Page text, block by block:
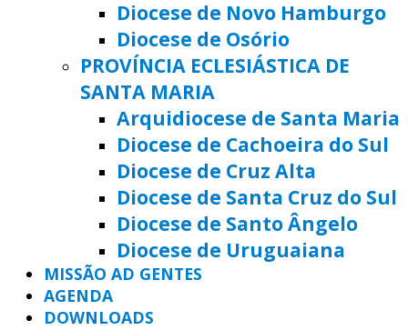
Diocese de Novo Hamburgo
Diocese de Osório
PROVÍNCIA ECLESIÁSTICA DE
SANTA MARIA
Arquidiocese de Santa Maria
Diocese de Cachoeira do Sul
Diocese de Cruz Alta
Diocese de Santa Cruz do Sul
Diocese de Santo Ângelo
Diocese de Uruguaiana
MISSÃO AD GENTES
AGENDA
DOWNLOADS